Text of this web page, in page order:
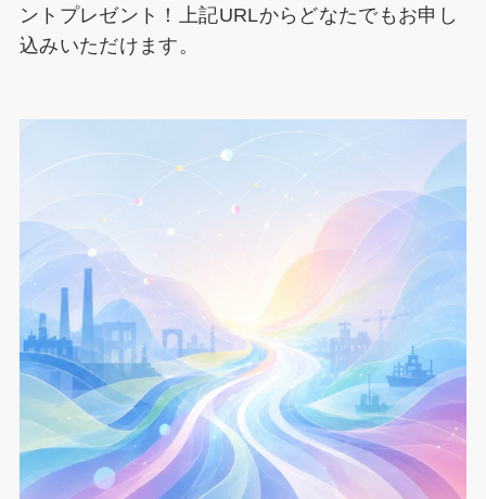
ントプレゼント！上記URLからどなたでもお申し
込みいただけます。